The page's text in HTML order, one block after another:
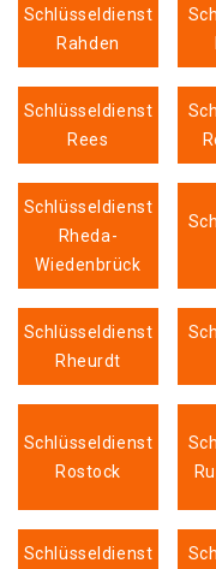
Schlüsseldienst
Rahden
Schlüsseldienst
Rees
Schlüsseldienst
Rheda-
Wiedenbrück
Schlüsseldienst
Rheurdt
Schlüsseldienst
Rostock
Schlüsseldienst